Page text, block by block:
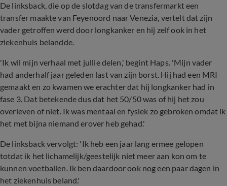
De linksback, die op de slotdag van de transfermarkt een
transfer maakte van Feyenoord naar Venezia, vertelt dat zijn
vader getroffen werd door longkanker en hij zelf ook in het
ziekenhuis belandde.
'Ik wil mijn verhaal met jullie delen,' begint Haps. 'Mijn vader
had anderhalf jaar geleden last van zijn borst. Hij had een MRI
gemaakt en zo kwamen we erachter dat hij longkanker had in
fase 3. Dat betekende dus dat het 50/50 was of hij het zou
overleven of niet. Ik was mentaal en fysiek zo gebroken omdat ik
het met bijna niemand erover heb gehad.'
De linksback vervolgt: 'Ik heb een jaar lang ermee gelopen
totdat ik het lichamelijk/geestelijk niet meer aan kon om te
kunnen voetballen. Ik ben daardoor ook nog een paar dagen in
het ziekenhuis beland.'